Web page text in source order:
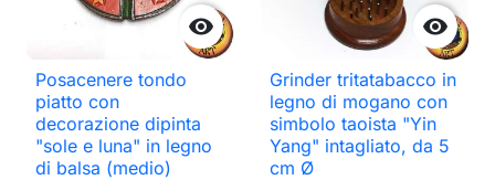

Posacenere tondo
piatto con
decorazione dipinta
"sole e luna" in legno
di balsa (medio)

Grinder tritatabacco in
legno di mogano con
simbolo taoista "Yin
Yang" intagliato, da 5
cm Ø